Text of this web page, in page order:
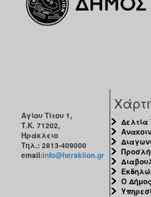
2006
ΕΠΙΣΚΕΠΤΗΣ
ΗΡΑΚΛΕΙΟ
ΓΙΑ...
Αγίου Τίτου 1,
Τ.Κ. 71202,
Ηράκλειο
Τηλ.: 2813-409000
email:info@heraklion.gr
Δελτία
Ο Δήμος